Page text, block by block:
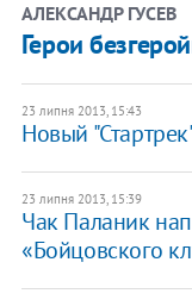
АЛЕКСАНДР ГУСЕВ
Герои
23 липня 2013, 15:43
Новый
23 липня 2013, 15:39
Чак Паланик
«Бойцовского